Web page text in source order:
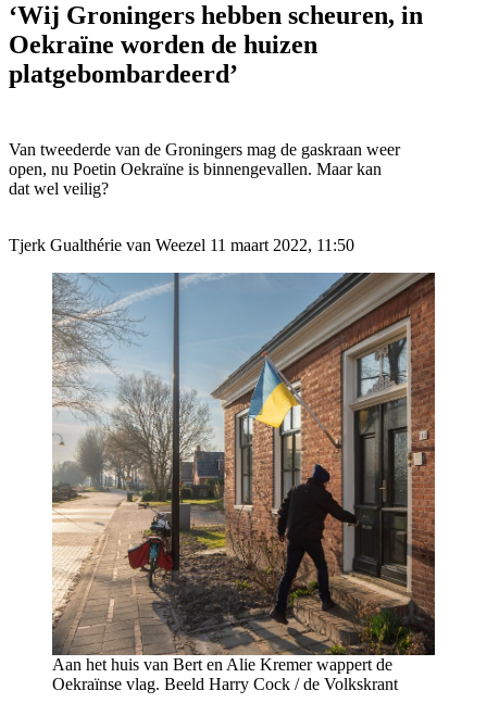
‘Wij Groningers hebben scheuren, in
Oekraïne worden de huizen
platgebombardeerd’
Van tweederde van de Groningers mag de gaskraan weer
open, nu Poetin Oekraïne is binnengevallen. Maar kan
dat wel veilig?
Tjerk Gualthérie van Weezel 11 maart 2022, 11:50
Aan het huis van Bert en Alie Kremer wappert de
Oekraïnse vlag. Beeld Harry Cock / de Volkskrant